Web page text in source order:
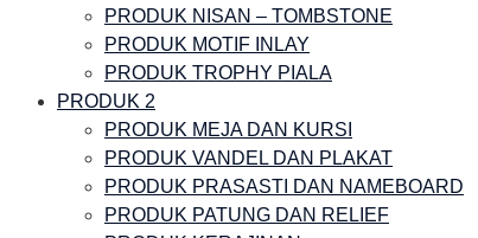
PRODUK NISAN – TOMBSTONE
PRODUK MOTIF INLAY
PRODUK TROPHY PIALA
PRODUK 2
PRODUK MEJA DAN KURSI
PRODUK VANDEL DAN PLAKAT
PRODUK PRASASTI DAN NAMEBOARD
PRODUK PATUNG DAN RELIEF